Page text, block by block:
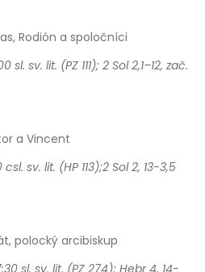
Rodión a spoločníci
sl. sv. lit. (PZ 111); 2 Sol 2,1–12, zač.
a Vincent
sv. lit. (HP 113);2 Sol 2, 13-3,5
polocký arcibiskup